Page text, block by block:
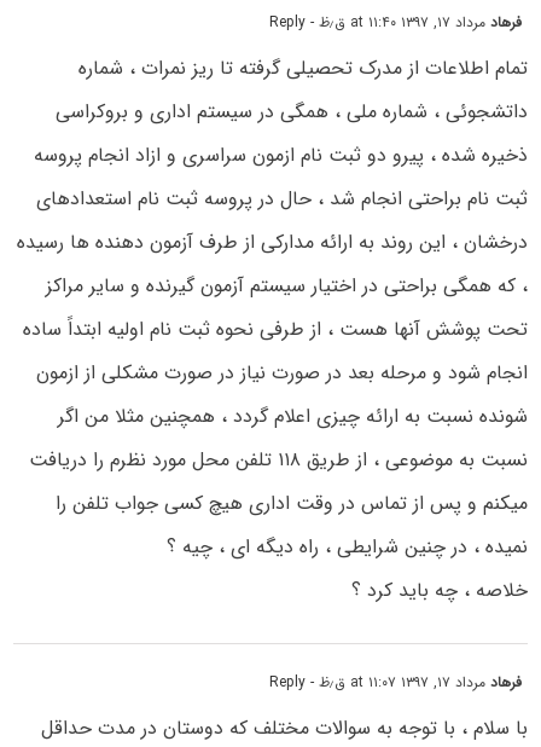
فرهادمرداد ۱۷, ۱۳۹۷ at ۱۱:۴۰ ق٫ظ - Reply
تمام اطلاعات از مدرک تحصیلی گرفته تا ریز نمرات ، شماره
داتشجوئی ، شماره ملی ، همگی در سیستم اداری و بروکراسی
ذخیره شده ، پیرو دو ثبت نام ازمون سراسری و ازاد انجام پروسه
ثبت نام براحتی انجام شد ، حال در پروسه ثبت نام استعدادهای
درخشان ، این روند به ارائه مدارکی از طرف آزمون دهنده ها رسیده
، که همگی براحتی در اختیار سیستم آزمون گیرنده و سایر مراکز
تحت پوشش آنها هست ، از طرفی نحوه ثبت نام اولیه ابتداً ساده
انجام شود و مرحله بعد در صورت نیاز در صورت مشکلی از ازمون
شونده نسبت به ارائه چیزی اعلام گردد ، همچنین مثلا من اگر
نسبت به موضوعی ، از طریق ۱۱۸ تلفن محل مورد نظرم را دریافت
میکنم و پس از تماس در وقت اداری هیچ کسی جواب تلفن را
نمیده ، در چنین شرایطی ، راه دیگه ای ، چیه ؟
خلاصه ، چه باید کرد ؟
فرهادمرداد ۱۷, ۱۳۹۷ at ۱۱:۰۷ ق٫ظ - Reply
با سلام ، با توجه به سوالات مختلف که دوستان در مدت حداقل